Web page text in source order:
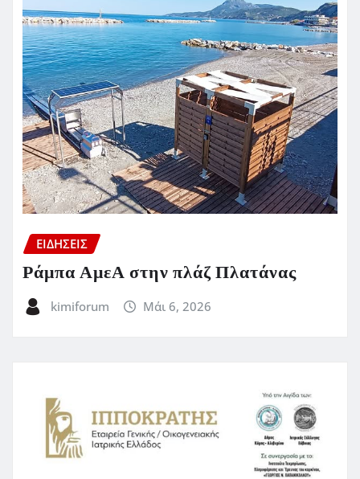
ΕΙΔΗΣΕΙΣ
Ράμπα ΑμεΑ στην πλάζ Πλατάνας
kimiforum Μάι 6, 2026